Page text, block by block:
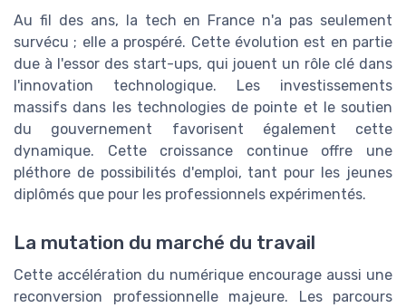
Au fil des ans, la tech en France n'a pas seulement
survécu ; elle a prospéré. Cette évolution est en partie
due à l'essor des start-ups, qui jouent un rôle clé dans
l'innovation technologique. Les investissements
massifs dans les technologies de pointe et le soutien
du gouvernement favorisent également cette
dynamique. Cette croissance continue offre une
pléthore de possibilités d'emploi, tant pour les jeunes
diplômés que pour les professionnels expérimentés.
La mutation du marché du travail
Cette accélération du numérique encourage aussi une
reconversion professionnelle majeure. Les parcours